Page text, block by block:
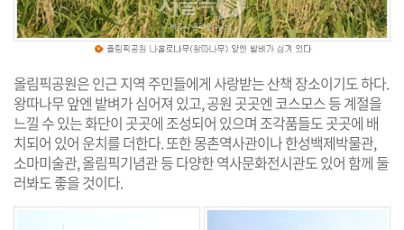
올림픽공원은 인근 지역 주민들에게 사랑받는 산책 장소이기도 하다.
왕따나무 앞엔 밭벼가 심어져 있고, 공원 곳곳엔 코스모스 등 계절을
느낄 수 있는 화단이 곳곳에 조성되어 있으며 조각품들도 곳곳에 배
치되어 있어 운치를 더한다. 또한 몽촌역사관이나 한성백제박물관,
소마미술관, 올림픽기념관 등 다양한 역사문화전시관도 있어 함께 둘
러봐도 좋을 것이다.